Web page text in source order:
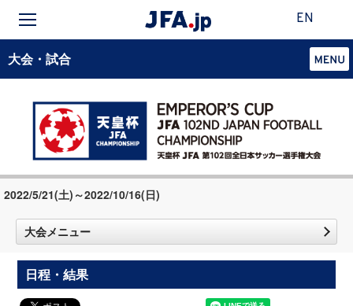
EN
大会・試合
2022/5/21(土)～2022/10/16(日)
大会メニュー
日程・結果